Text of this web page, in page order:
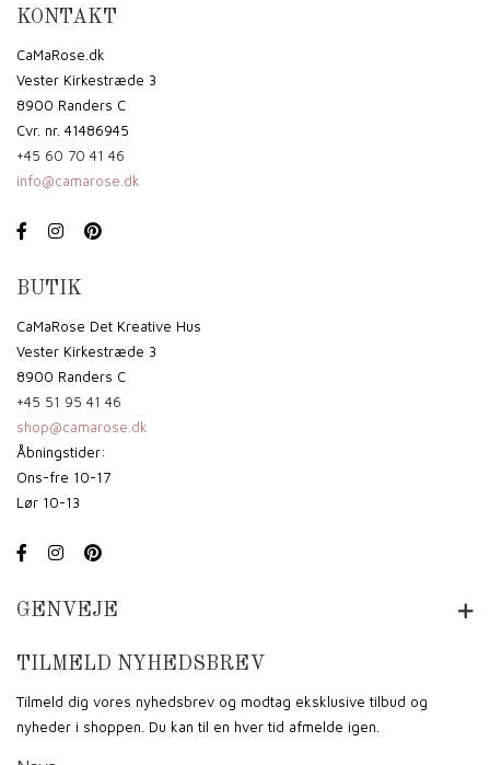
KONTAKT
CaMaRose.dk
Vester Kirkestræde 3
8900 Randers C
Cvr. nr. 41486945
+45 60 70 41 46
info@camarose.dk
BUTIK
CaMaRose Det Kreative Hus
Vester Kirkestræde 3
8900 Randers C
+45 51 95 41 46
shop@camarose.dk
Åbningstider:
Ons-fre 10-17
Lør 10-13
GENVEJE
TILMELD NYHEDSBREV
Tilmeld dig vores nyhedsbrev og modtag eksklusive tilbud og
nyheder i shoppen. Du kan til en hver tid afmelde igen.